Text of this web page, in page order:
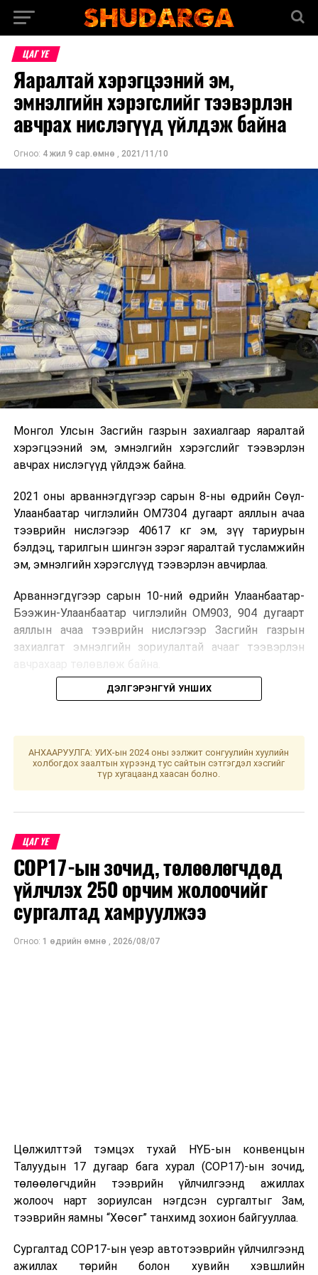
ЦАГ ҮЕ
Яаралтай хэрэгцээний эм,
эмнэлгийн хэрэгслийг тээвэрлэн
авчрах нислэгүүд үйлдэж байна
Огноо: 4 жил 9 сар.өмнө , 2021/11/10
Монгол Улсын Засгийн газрын захиалгаар яаралтай
хэрэгцээний эм, эмнэлгийн хэрэгслийг тээвэрлэн
авчрах нислэгүүд үйлдэж байна.
2021 оны арваннэгдүгээр сарын 8-ны өдрийн Сөүл-
Улаанбаатар чиглэлийн ОМ7304 дугаарт аяллын ачаа
тээврийн нислэгээр 40617 кг эм, зүү тариурын
бэлдэц, тарилгын шингэн зэрэг яаралтай тусламжийн
эм, эмнэлгийн хэрэгслүүд тээвэрлэн авчирлаа.
Арваннэгдүгээр сарын 10-ний өдрийн Улаанбаатар-
Бээжин-Улаанбаатар чиглэлийн ОМ903, 904 дугаарт
аяллын ачаа тээврийн нислэгээр Засгийн газрын
захиалгат эмнэлгийн зориулалтай ачааг тээвэрлэн
Эх сурвалж: МИАТ ТӨХК
УИХ-ын гишүүн С.Батболд Говьсүмбэр, Дундговь
аймгийн бүх сумдад хүчилтөрөгч өтгөрүүлэгч аппарат
хандивлав
ӨМНӨХ МЭДЭЭ
Лхагва гарагт нийслэлд ажиллах шинжилгээний
цэгүүд
ДЭЛГЭРЭНГҮЙ УНШИХ
АНХААРУУЛГА: УИХ-ын 2024 оны ээлжит сонгуулийн хуулийн
холбогдох заалтын хүрээнд тус сайтын сэтгэгдэл хэсгийг
түр хугацаанд хаасан болно.
ЦАГ ҮЕ
COP17-ын зочид, төлөөлөгчдөд
үйлчлэх 250 орчим жолоочийг
сургалтад хамруулжээ
Огноо: 1 өдрийн өмнө , 2026/08/07
Цөлжилттэй тэмцэх тухай НҮБ-ын конвенцын
Талуудын 17 дугаар бага хурал (COP17)-ын зочид,
төлөөлөгчдийн тээврийн үйлчилгээнд ажиллах
жолооч нарт зориулсан нэгдсэн сургалтыг Зам,
тээврийн яамны “Хөсөг” танхимд зохион байгууллаа.
Сургалтад COP17-ын үеэр автотээврийн үйлчилгээнд
ажиллах төрийн болон хувийн хэвшлийн